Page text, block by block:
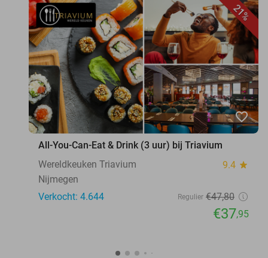
21%
favorite_border
All-You-Can-Eat & Drink (3 uur) bij Triavium
Wereldkeuken Triavium
9.4 star
Nijmegen
Verkocht: 4.644
Regulier €47,80
€37,95